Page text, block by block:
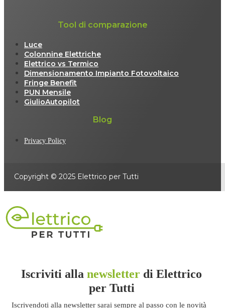
Tool di comparazione
Luce
Colonnine Elettriche
Elettrico vs Termico
Dimensionamento Impianto Fotovoltaico
Fringe Benefit
PUN Mensile
GiulioAutopilot
Blog
Privacy Policy
Copyright © 2025 Elettrico per Tutti
Iscriviti allanewsletter di Elettrico
per Tutti
Iscrivendoti alla newsletter sarai sempre al passo con le novità